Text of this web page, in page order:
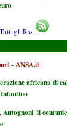
gli Rss
- ANSA.it
africana di
Infantino
Antognoni 'il